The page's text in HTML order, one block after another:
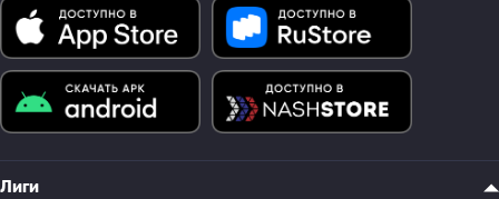
Лиги